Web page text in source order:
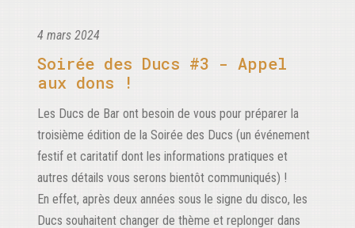
4 mars 2024
Soirée des Ducs #3 - Appel
aux dons !
Les Ducs de Bar ont besoin de vous pour préparer la
troisième édition de la Soirée des Ducs (un événement
festif et caritatif dont les informations pratiques et
autres détails vous serons bientôt communiqués) !
En effet, après deux années sous le signe du disco, les
Ducs souhaitent changer de thème et replonger dans